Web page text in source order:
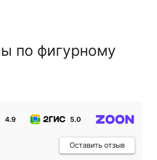
по фигурному
4.9 5.0
Оставить отзыв